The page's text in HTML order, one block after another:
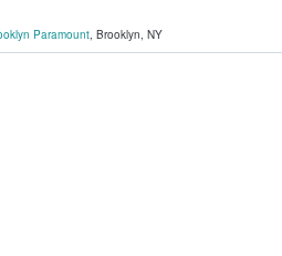
Paramount, Brooklyn, NY